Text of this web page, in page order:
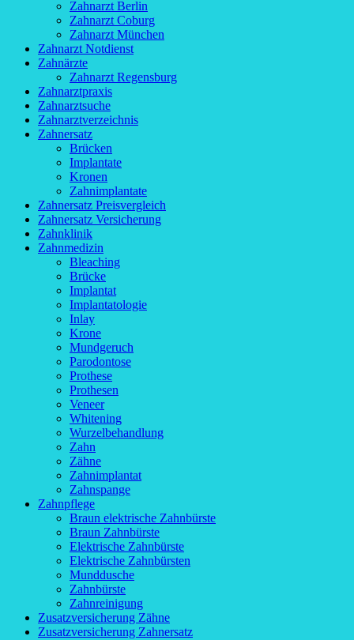
Zahnarzt Berlin
Zahnarzt Coburg
Zahnarzt München
Zahnarzt Notdienst
Zahnärzte
Zahnarzt Regensburg
Zahnarztpraxis
Zahnarztsuche
Zahnarztverzeichnis
Zahnersatz
Brücken
Implantate
Kronen
Zahnimplantate
Zahnersatz Preisvergleich
Zahnersatz Versicherung
Zahnklinik
Zahnmedizin
Bleaching
Brücke
Implantat
Implantatologie
Inlay
Krone
Mundgeruch
Parodontose
Prothese
Prothesen
Veneer
Whitening
Wurzelbehandlung
Zahn
Zähne
Zahnimplantat
Zahnspange
Zahnpflege
Braun elektrische Zahnbürste
Braun Zahnbürste
Elektrische Zahnbürste
Elektrische Zahnbürsten
Munddusche
Zahnbürste
Zahnreinigung
Zusatzversicherung Zähne
Zusatzversicherung Zahnersatz